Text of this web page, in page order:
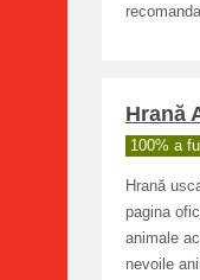
Hrană
100% a
Hrană
pagina
animale
nevoile